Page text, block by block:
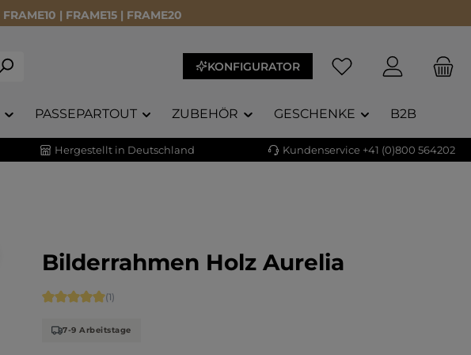
FRAME10 | FRAME15 | FRAME20
KONFIGURATOR
PASSEPARTOUT ZUBEHÖR GESCHENKE B2B
Hergestellt in Deutschland Kundenservice +41 (0)800 564202
Bilderrahmen Holz Aurelia
Durchschnittliche Bewertung von 5 von 5 Sternen
(1)
7-9 Arbeitstage